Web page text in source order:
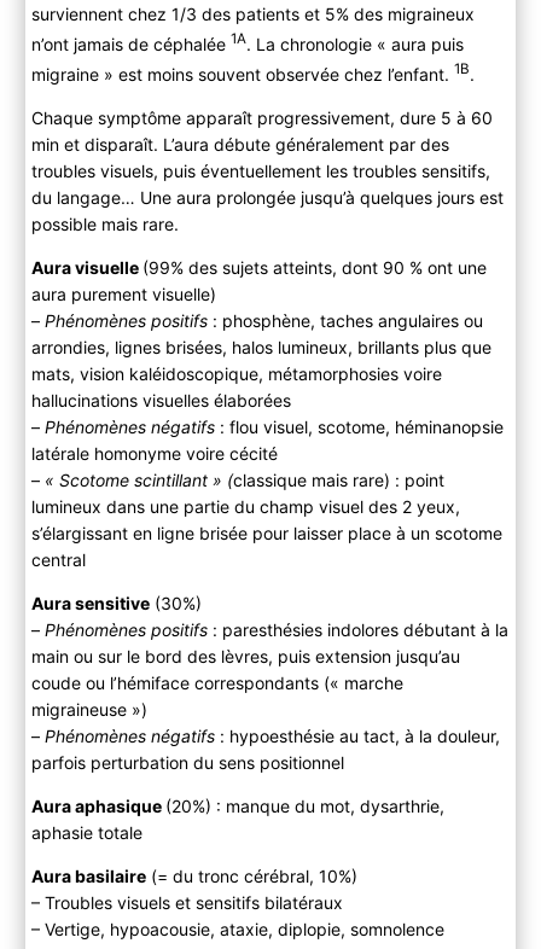
surviennent chez 1/3 des patients et 5% des migraineux
n’ont jamais de céphalée 1A. La chronologie « aura puis
migraine » est moins souvent observée chez l’enfant. 1B.
Chaque symptôme apparaît progressivement, dure 5 à 60
min et disparaît. L’aura débute généralement par des
troubles visuels, puis éventuellement les troubles sensitifs,
du langage… Une aura prolongée jusqu’à quelques jours est
possible mais rare.
Aura visuelle (99% des sujets atteints, dont 90 % ont une
aura purement visuelle)
– Phénomènes positifs: phosphène, taches angulaires ou
arrondies, lignes brisées, halos lumineux, brillants plus que
mats, vision kaléidoscopique, métamorphosies voire
hallucinations visuelles élaborées
– Phénomènes négatifs: flou visuel, scotome, héminanopsie
latérale homonyme voire cécité
–« Scotome scintillant » (classique mais rare) : point
lumineux dans une partie du champ visuel des 2 yeux,
s’élargissant en ligne brisée pour laisser place à un scotome
central
Aura sensitive(30%)
–Phénomènes positifs: paresthésies indolores débutant à la
main ou sur le bord des lèvres, puis extension jusqu’au
coude ou l’hémiface correspondants (« marche
migraineuse »)
– Phénomènes négatifs: hypoesthésie au tact, à la douleur,
parfois perturbation du sens positionnel
Aura aphasique (20%) : manque du mot, dysarthrie,
aphasie totale
Aura basilaire(= du tronc cérébral, 10%)
– Troubles visuels et sensitifs bilatéraux
– Vertige, hypoacousie, ataxie, diplopie, somnolence